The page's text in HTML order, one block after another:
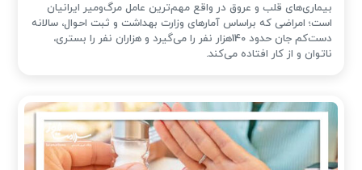
بیماری‌های قلب و عروق در واقع مهم‌ترین عامل مرگ‌ومیر ایرانیان
است؛ امراضی که براساس آمارهای وزارت بهداشت و ثبت احوال، سالانه
دست‌کم جان حدود 140هزار نفر را می‌گیرد و هزاران نفر را بستری،
ناتوان و از کار افتاده می‌کند.